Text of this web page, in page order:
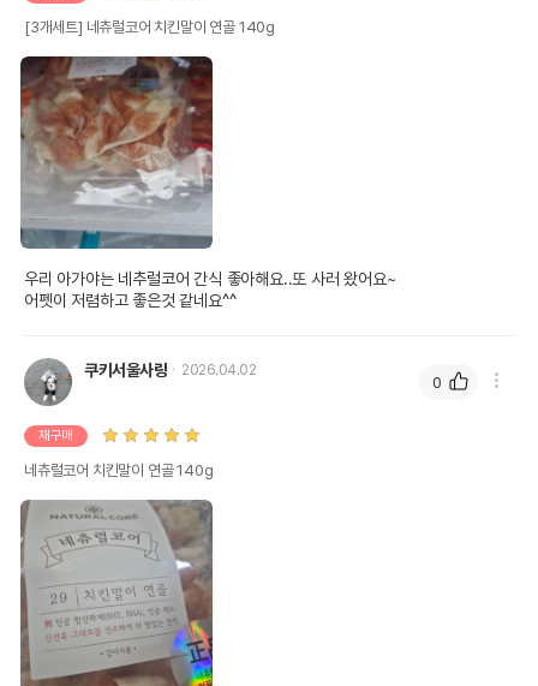
[3개세트] 네츄럴코어 치킨말이 연골 140g
우리 아가야는 네추럴코어 간식 좋아해요..또 사러 왔어요~
어펫이 저렴하고 좋은것 같네요^^
쿠키서울사랑 2026.04.02
재구매
네츄럴코어 치킨말이 연골 140g
0